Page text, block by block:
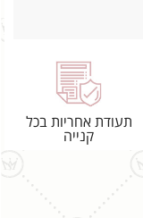
תעודת אחריות בכל
קנייה